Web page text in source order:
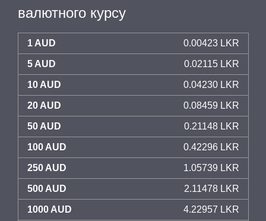
валютного курсу
1 AUD 0.00423 LKR
5 AUD 0.02115 LKR
10 AUD 0.04230 LKR
20 AUD 0.08459 LKR
50 AUD 0.21148 LKR
100 AUD 0.42296 LKR
250 AUD 1.05739 LKR
500 AUD 2.11478 LKR
1000 AUD 4.22957 LKR